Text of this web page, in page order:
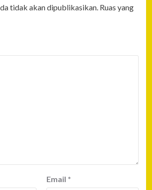
tidak akan dipublikasikan. Ruas yang
Email *